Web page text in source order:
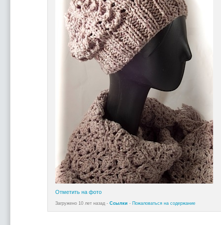
Отметить на фото
Загружено 10 лет назад - Ссылки - Пожаловаться на содержание